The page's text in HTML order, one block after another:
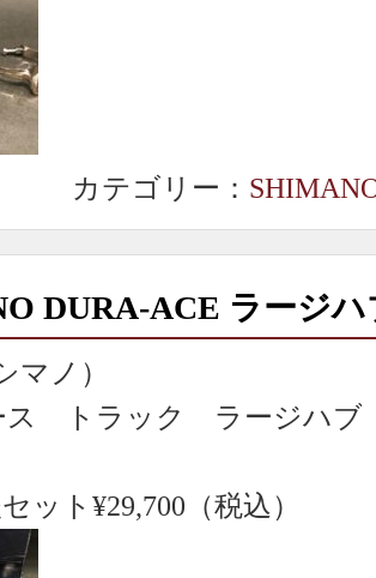
カテゴリー：
DURA-ACE ラージハ
マノ）
ス トラック ラージハブ
ット¥29,700（税込）